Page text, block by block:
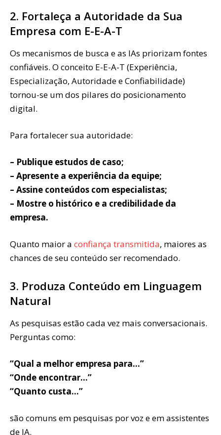
2. Fortaleça a Autoridade da Sua
Empresa com E-E-A-T
Os mecanismos de busca e as IAs priorizam fontes
confiáveis. O conceito E-E-A-T (Experiência,
Especialização, Autoridade e Confiabilidade)
tornou-se um dos pilares do posicionamento
digital.
Para fortalecer sua autoridade:
– Publique estudos de caso;
– Apresente a experiência da equipe;
– Assine conteúdos com especialistas;
– Mostre o histórico e a credibilidade da
empresa.
Quanto maior a confiança transmitida, maiores as
chances de seu conteúdo ser recomendado.
3. Produza Conteúdo em Linguagem
Natural
As pesquisas estão cada vez mais conversacionais.
Perguntas como:
“Qual a melhor empresa para…”
“Onde encontrar…”
“Quanto custa…”
são comuns em pesquisas por voz e em assistentes
de IA.